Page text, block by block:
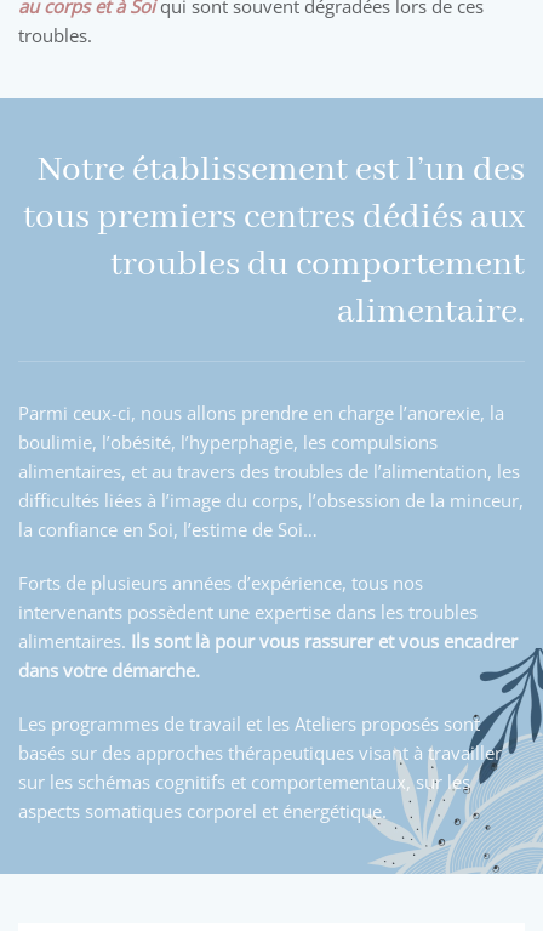
au corps et à Soi qui sont souvent dégradées lors de ces
troubles.
Notre établissement est l’un des
tous premiers centres dédiés aux
troubles du comportement
alimentaire.
Parmi ceux-ci, nous allons prendre en charge l’anorexie, la
boulimie, l’obésité, l’hyperphagie, les compulsions
alimentaires, et au travers des troubles de l’alimentation, les
difficultés liées à l’image du corps, l’obsession de la minceur,
la confiance en Soi, l’estime de Soi…
Forts de plusieurs années d’expérience, tous nos
intervenants possèdent une expertise dans les troubles
alimentaires. Ils sont là pour vous rassurer et vous encadrer
dans votre démarche.
Les programmes de travail et les Ateliers proposés sont
basés sur des approches thérapeutiques visant à travailler
sur les schémas cognitifs et comportementaux, sur les
aspects somatiques corporel et énergétique.